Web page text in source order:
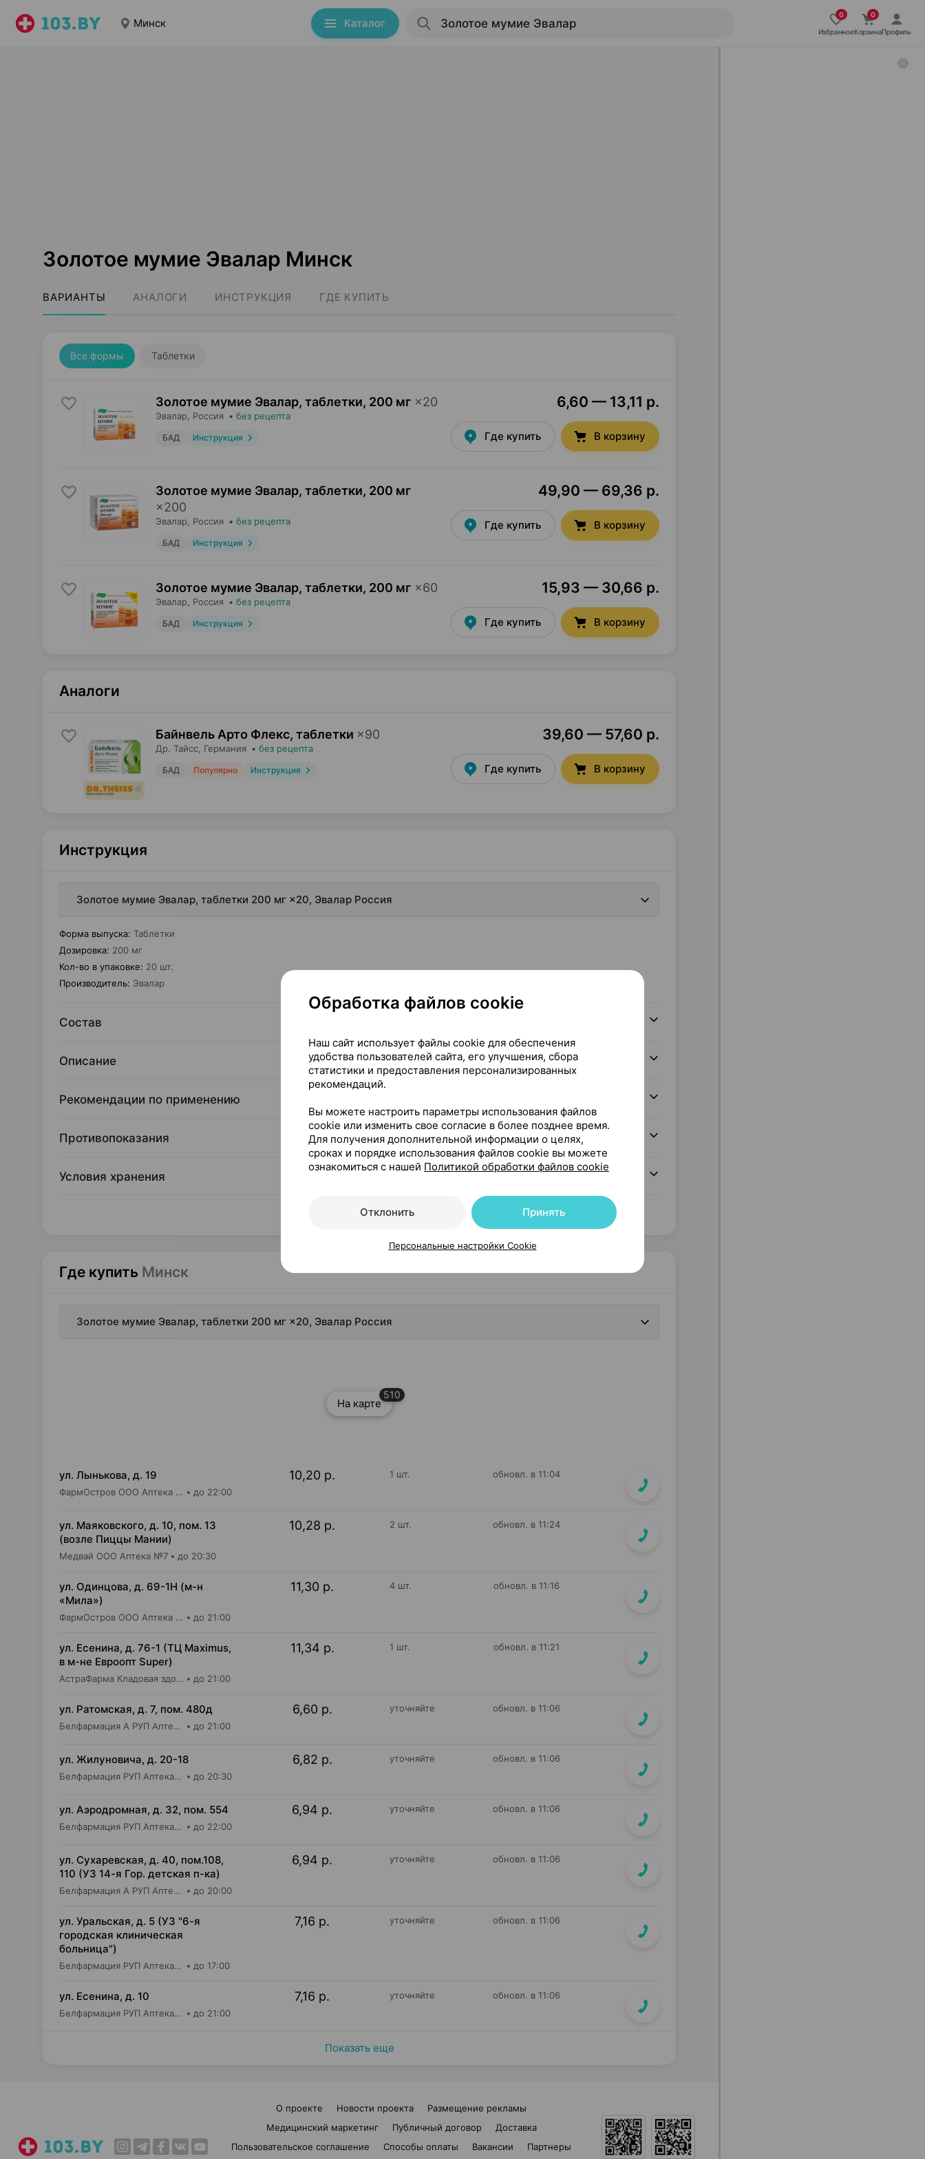
Минск Каталог
ИзбранноеКорзинаПрофиль
Золотое мумие Эвалар Минск
ВАРИАНТЫ АНАЛОГИ ИНСТРУКЦИЯ ГДЕ КУПИТЬ
Все формы Таблетки
Золотое мумие Эвалар, таблетки, 200 мг ×20
Эвалар , Россия • без рецепта
БАД Инструкция
6,60 — 13,11 р.
Где купить В корзину
Золотое мумие Эвалар, таблетки, 200 мг
×200
Эвалар , Россия • без рецепта
БАД Инструкция
49,90 — 69,36 р.
Где купить В корзину
Золотое мумие Эвалар, таблетки, 200 мг ×60
Эвалар , Россия • без рецепта
БАД Инструкция
15,93 — 30,66 р.
Где купить В корзину
Аналоги
Байнвель Арто Флекс, таблетки ×90
Др. Тайсс , Германия • без рецепта
БАД Популярно Инструкция
39,60 — 57,60 р.
Где купить В корзину
Инструкция
Золотое мумие Эвалар, таблетки 200 мг ×20, Эвалар Россия
Форма выпуска: Таблетки
Дозировка: 200 мг
Кол-во в упаковке: 20 шт.
Производитель: Эвалар
Состав
Описание
Рекомендации по применению
Противопоказания
Условия хранения
Читать полностью
Где купить Минск
Золотое мумие Эвалар, таблетки 200 мг ×20, Эвалар Россия
На карте
510
ул. Лынькова, д. 19
ФармОстров ООО Аптека №7 на Лынькова до 22:00
10,20 р. 1 шт. обновл. в 11:04
ул. Маяковского, д. 10, пом. 13
(возле Пиццы Мании)
Медвай ООО Аптека №7 до 20:30
10,28 р. 2 шт. обновл. в 11:24
ул. Одинцова, д. 69-1Н (м-н
«Мила»)
ФармОстров ООО Аптека №16 на Одинцова до 21:00
11,30 р. 4 шт. обновл. в 11:16
ул. Есенина, д. 76-1 (ТЦ Maximus,
в м-не Евроопт Super)
АстраФарма Кладовая здоровья ООО Аптека №9 до 21:00
11,34 р. 1 шт. обновл. в 11:21
ул. Ратомская, д. 7, пом. 480д
Белфармация А РУП Аптека №59 до 21:00
6,60 р. уточняйте обновл. в 11:06
ул. Жилуновича, д. 20-18
Белфармация РУП Аптека №21 до 20:30
6,82 р. уточняйте обновл. в 11:06
ул. Аэродромная, д. 32, пом. 554
Белфармация РУП Аптека №97 до 22:00
6,94 р. уточняйте обновл. в 11:06
ул. Сухаревская, д. 40, пом.108,
110 (УЗ 14-я Гор. детская п-ка)
Белфармация А РУП Аптека №101 до 20:00
6,94 р. уточняйте обновл. в 11:06
ул. Уральская, д. 5 (УЗ "6-я
городская клиническая
больница")
Белфармация РУП Аптека №37 до 17:00
7,16 р. уточняйте обновл. в 11:06
ул. Есенина, д. 10
Белфармация РУП Аптека №109 до 21:00
7,16 р. уточняйте обновл. в 11:06
Показать еще
О проекте Новости проекта
Размещение рекламы
Медицинский маркетинг
Публичный договор
Доставка
Пользовательское соглашение
Способы оплаты Вакансии Партнеры
Обработка файлов cookie
Наш сайт использует файлы cookie для обеспечения
удобства пользователей сайта, его улучшения, сбора
статистики и предоставления персонализированных
рекомендаций.
Вы можете настроить параметры использования файлов
cookie или изменить свое согласие в более позднее время.
Для получения дополнительной информации о целях,
сроках и порядке использования файлов cookie вы можете
ознакомиться с нашей Политикой обработки файлов cookie
Отклонить Принять
Персональные настройки Cookie